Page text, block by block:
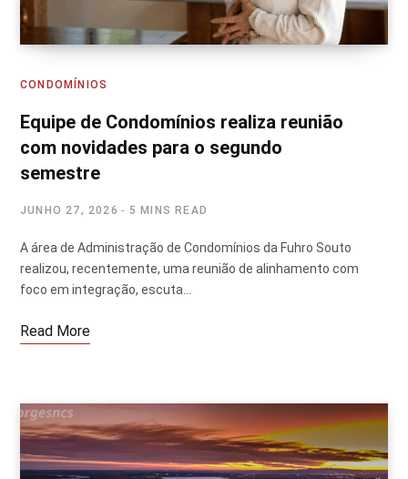
CONDOMÍNIOS
Equipe de Condomínios realiza reunião
com novidades para o segundo
semestre
JUNHO 27, 2026 5 MINS READ
A área de Administração de Condomínios da Fuhro Souto
realizou, recentemente, uma reunião de alinhamento com
foco em integração, escuta…
Read More